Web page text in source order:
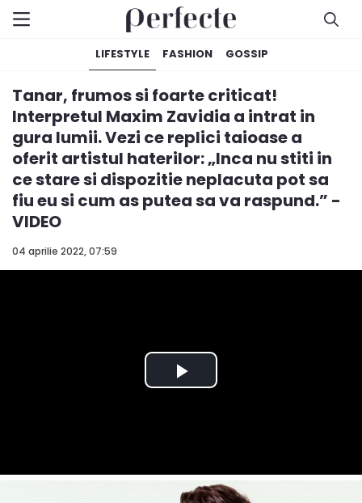
LIFESTYLE FASHION GOSSIP
04 aprilie 2022, 07:59
Tanar, frumos si foarte criticat!
Interpretul Maxim Zavidia a intrat in
gura lumii. Vezi ce replici taioase a
oferit artistul haterilor: „Inca nu stiti in
ce stare si dispozitie neplacuta pot sa
fiu eu si cum as putea sa va raspund.” -
VIDEO